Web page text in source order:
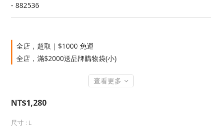
- 882536
全店，超取｜$1000 免運
全店，滿$2000送品牌購物袋(小)
查看更多
NT$1,280
尺寸 : L